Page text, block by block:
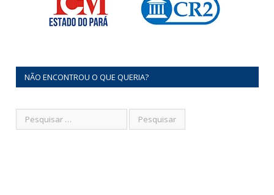
NÃO ENCONTROU O QUE QUERIA?